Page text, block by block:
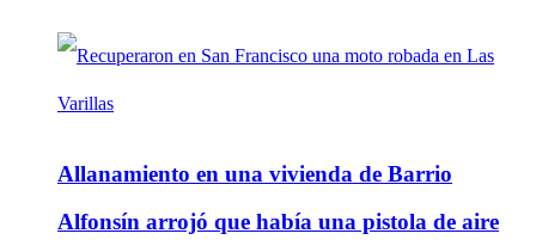
Allanamiento en una vivienda de Barrio
Alfonsín arrojó que había una pistola de aire